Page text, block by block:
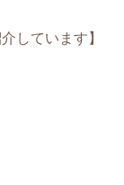
しています】